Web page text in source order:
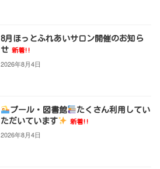
8月ほっとふれあいサロン開催のお知ら
せ 新着!!
2026年8月4日
プール・図書館
たくさん利用してい
ただいています
新着!!
2026年8月4日